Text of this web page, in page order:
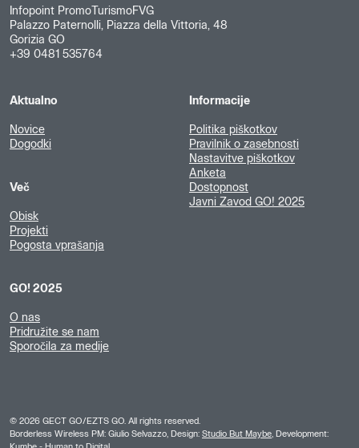
Infopoint PromoTurismoFVG
Palazzo Paternolli, Piazza della Vittoria, 48
Gorizia GO
+39 0481 535764
Aktualno
Novice
Dogodki
Več
Obisk
Projekti
Pogosta vprašanja
GO! 2025
O nas
Pridružite se nam
Sporočila za medije
Informacije
Politika piškotkov
Pravilnik o zasebnosti
Nastavitve piškotkov
Anketa
Dostopnost
Javni Zavod GO! 2025
© 2026 GECT GO/EZTS GO. All rights reserved.
Borderless Wireless PM: Giulio Selvazzo, Design: Studio But Maybe , Development: